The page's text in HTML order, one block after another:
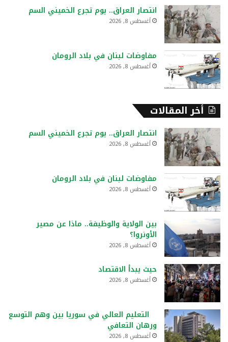
انتصار العراق.. يوم تجرع الخميني السم
أغسطس 8, 2026
مفاوضات لبنان في بلاد الرومان
أغسطس 8, 2026
أخر المقالات
انتصار العراق.. يوم تجرع الخميني السم
أغسطس 8, 2026
مفاوضات لبنان في بلاد الرومان
أغسطس 8, 2026
بين الولاية والوظيفة.. ماذا عن مصير
الأونروا؟
أغسطس 8, 2026
حيث يبدأ الاقتصاد
أغسطس 8, 2026
التعليم العالي في سوريا بين وهم التوسع
ورهان التعافي
أغسطس 8, 2026